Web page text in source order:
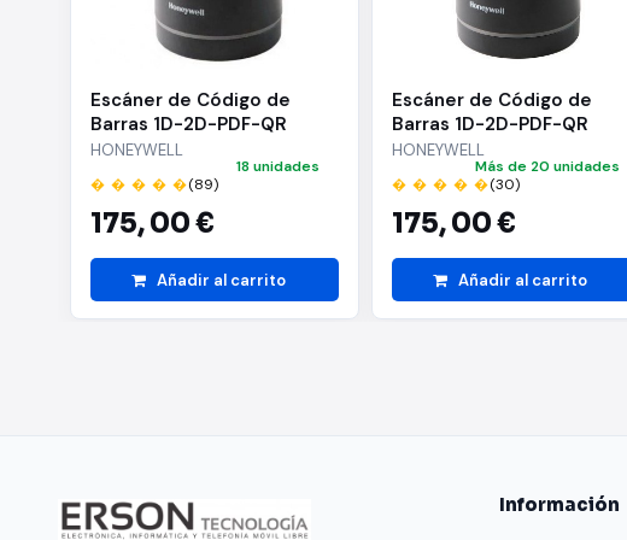
Cable USB
Manual de usuario
"
Escáner de Código de
Barras 1D-2D-PDF-QR
Honeywell Orbit HF680/
USB
HONEYWELL
� � � � �(89)
175,00 €
18 unidades
Añadir al carrito
Escáner de Código de
Barras 1D-2D-PDF-QR
Honeywell Orbit HF680/
USB
HONEYWELL
� � � � �(30)
175,00 €
Más de 20 unidades
Añadir al carrito
Información